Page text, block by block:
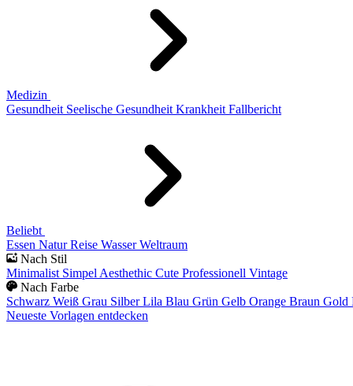
Medizin
Gesundheit Seelische Gesundheit Krankheit Fallbericht
Beliebt
Essen Natur Reise Wasser Weltraum
Nach Stil
Minimalist Simpel Aesthethic Cute Professionell Vintage
Nach Farbe
Schwarz Weiß Grau Silber Lila Blau Grün Gelb Orange Braun Gold
Neueste Vorlagen entdecken